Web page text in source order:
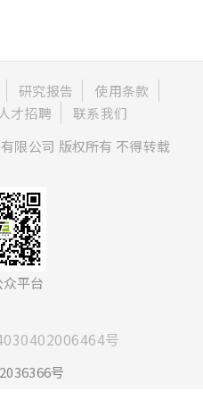
研究报告
使用条款
人才招聘
联系我们
限公司 版权所有 不得转载
平台
号
号